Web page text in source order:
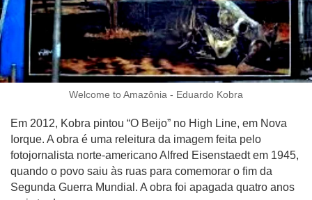
Welcome to Amazônia - Eduardo Kobra
Em 2012, Kobra pintou “O Beijo” no High Line, em Nova
Iorque. A obra é uma releitura da imagem feita pelo
fotojornalista norte-americano Alfred Eisenstaedt em 1945,
quando o povo saiu às ruas para comemorar o fim da
Segunda Guerra Mundial. A obra foi apagada quatro anos